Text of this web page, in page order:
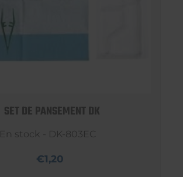
SET DE PANSEMENT DK
En stock - DK-803EC
€1,20